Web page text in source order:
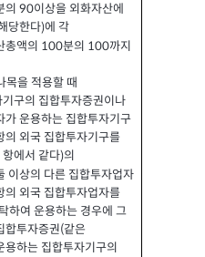
의 90이상을 외화자산에
당한다)에 각
총액의 100분의 100까지
목을 적용할 때
구의 집합투자증권이나
가 운용하는 집합투자기구
의 외국 집합투자기구를
항에서 같다)의
이상의 다른 집합투자업자
의 외국 집합투자업자를
하여 운용하는 경우에 그
합투자증권(같은
용하는 집합투자기구의